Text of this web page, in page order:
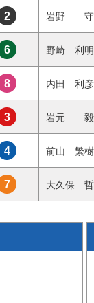
2 岩野 守
6 野崎 利明
8 内田 利彦
3 岩元 毅
4 前山 繁樹
7 大久保 哲